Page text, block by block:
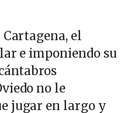
el
e imponiendo su
no le
jugar en largo y